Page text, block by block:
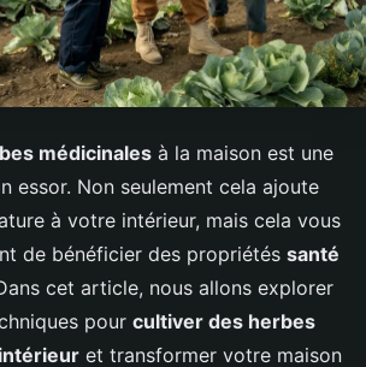
médicinales à la maison est une
essor. Non seulement cela ajoute
à votre intérieur, mais cela vous
de bénéficier des propriétés santé
cet article, nous allons explorer
pour cultiver des herbes
et transformer votre maison